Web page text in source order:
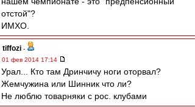
отстой"?
ИМХО.
tiffozi -
01 фев 2014 17:14
Урал... Кто там Дринчичу ноги оторвал?
Жемчужина или Шинник что ли?
Не люблю товарняки с рос. клубами